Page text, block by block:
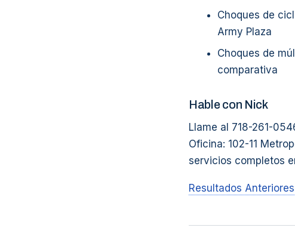
Choques de
Army Plaza
Choques de
comparativa
Hable con Nick
Llame al 718-261-
Oficina: 102-11
servicios completos
Resultados Anteriores